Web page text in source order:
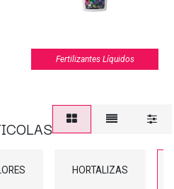
Fertilizantes Líquidos
HORTALIZAS